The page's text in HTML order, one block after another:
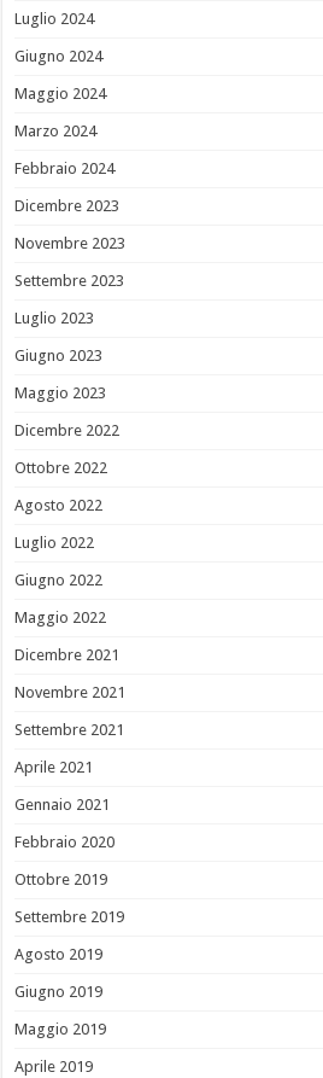
Luglio 2024
Giugno 2024
Maggio 2024
Marzo 2024
Febbraio 2024
Dicembre 2023
Novembre 2023
Settembre 2023
Luglio 2023
Giugno 2023
Maggio 2023
Dicembre 2022
Ottobre 2022
Agosto 2022
Luglio 2022
Giugno 2022
Maggio 2022
Dicembre 2021
Novembre 2021
Settembre 2021
Aprile 2021
Gennaio 2021
Febbraio 2020
Ottobre 2019
Settembre 2019
Agosto 2019
Giugno 2019
Maggio 2019
Aprile 2019